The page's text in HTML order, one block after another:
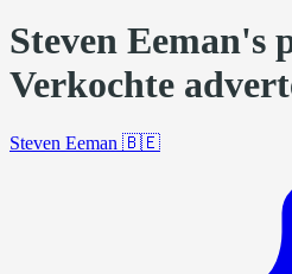
Steven Eeman's
Verkochte
Steven Eeman 🇧🇪